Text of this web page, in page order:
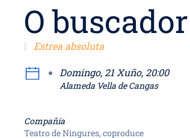
O
Estrea absoluta
Domingo, 21 Xuño, 20:00
Alameda Vella de Cangas
Compañía
Teatro de Ningures, coproduce